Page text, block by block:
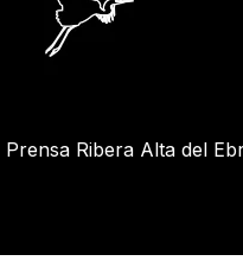
Prensa Ribera Alta del